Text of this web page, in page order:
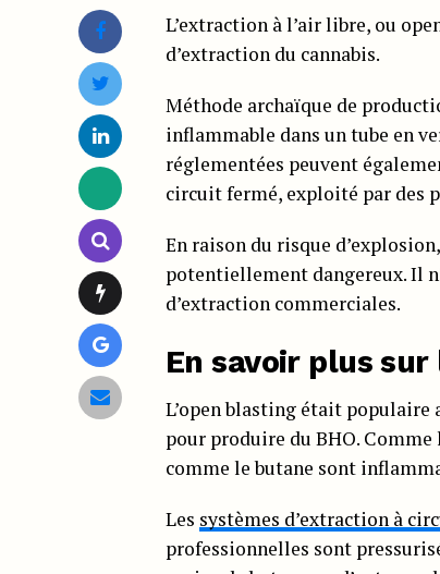
L’extraction à l’air libre, ou
d’extraction du cannabis.
Méthode archaïque de
inflammable dans un tube en
réglementées peuvent
circuit fermé, exploité par des
En raison du risque
potentiellement dangereux. Il
d’extraction commerciales.
En savoir plus sur
L’open blasting était populaire
pour produire du BHO.
comme le butane sont
Les systèmes d’extraction à
professionnelles sont